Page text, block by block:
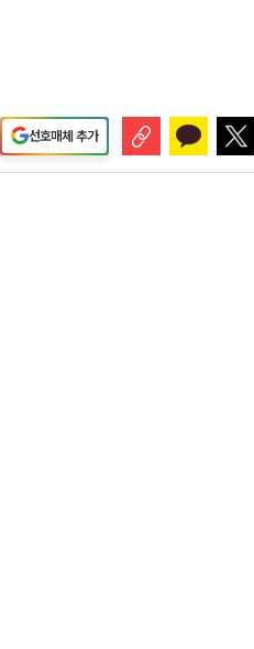
선호매체 추가